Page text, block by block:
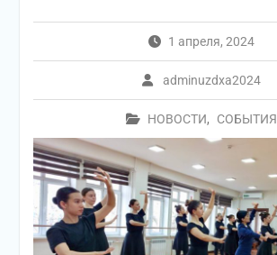
1 апреля, 2024
adminuzdxa2024
НОВОСТИ, СОБЫТИЯ